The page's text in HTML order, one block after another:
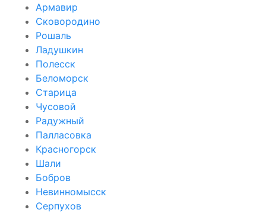
Армавир
Сковородино
Рошаль
Ладушкин
Полесск
Беломорск
Старица
Чусовой
Радужный
Палласовка
Красногорск
Шали
Бобров
Невинномысск
Серпухов